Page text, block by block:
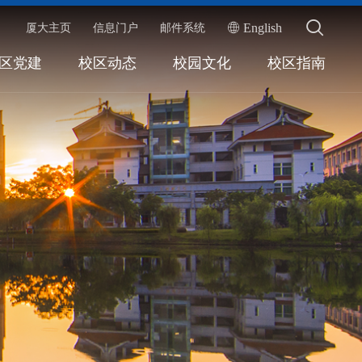
厦大主页 信息门户 邮件系统 English
党建 校区动态 校园文化 校区指南